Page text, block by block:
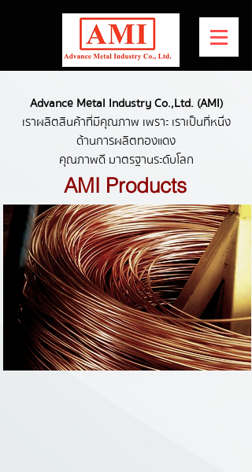
Advance Metal Industry Co.,Ltd. (AMI)
เราผลิตสินค้าที่มีคุณภาพ เพราะ เราเป็นที่หนึ่ง
ด้านการผลิตทองแดง
คุณภาพดี มาตรฐานระดับโลก
AMI Products